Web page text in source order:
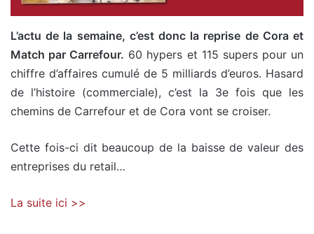
L’actu de la semaine, c’est donc la reprise de Cora et
Match par Carrefour. 60 hypers et 115 supers pour un
chiffre d’affaires cumulé de 5 milliards d’euros. Hasard
de l’histoire (commerciale), c’est la 3e fois que les
chemins de Carrefour et de Cora vont se croiser.
Cette fois-ci dit beaucoup de la baisse de valeur des
entreprises du retail…
La suite ici >>